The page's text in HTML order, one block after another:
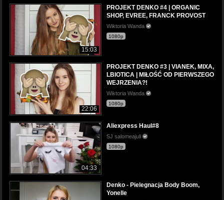
15:03
PROJEKT DENKO #4 | ORGANIC
SHOP, EVREE, FRANCK PROVOST
Wiktoria Wanda
1080p
22:06
PROJEKT DENKO #3 | VIANEK, MIXA,
LBIOTICA | MIŁOŚĆ OD PIERWSZEGO
WEJRZENIA?!
Wiktoria Wanda
1080p
04:33
Aliexpress Haul#8
SJ salomeajuli
1080p
Denko - Pielegnacja Body Boom,
Yonelle